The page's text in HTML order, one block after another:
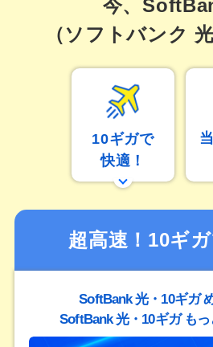
今、
（ソフトバンク
10ギガで
快適！
超高速！10ギガ
SoftBank 光・10ギガ
SoftBank 光・10ギガ も